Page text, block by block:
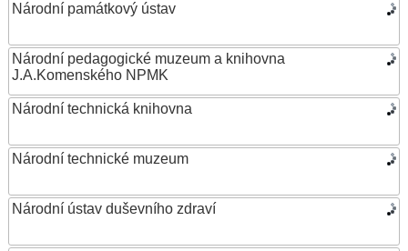
Národní památkový ústav
Národní pedagogické muzeum a knihovna
J.A.Komenského NPMK
Národní technická knihovna
Národní technické muzeum
Národní ústav duševního zdraví